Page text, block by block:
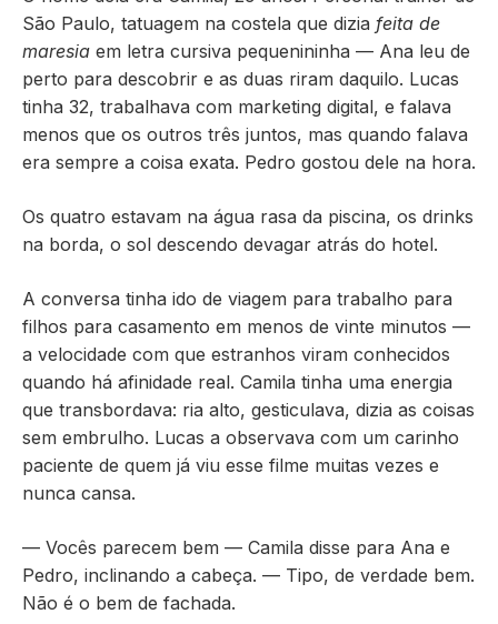
São Paulo, tatuagem na costela que dizia feita de
maresia em letra cursiva pequenininha — Ana leu de
perto para descobrir e as duas riram daquilo. Lucas
tinha 32, trabalhava com marketing digital, e falava
menos que os outros três juntos, mas quando falava
era sempre a coisa exata. Pedro gostou dele na hora.
Os quatro estavam na água rasa da piscina, os drinks
na borda, o sol descendo devagar atrás do hotel.
A conversa tinha ido de viagem para trabalho para
filhos para casamento em menos de vinte minutos —
a velocidade com que estranhos viram conhecidos
quando há afinidade real. Camila tinha uma energia
que transbordava: ria alto, gesticulava, dizia as coisas
sem embrulho. Lucas a observava com um carinho
paciente de quem já viu esse filme muitas vezes e
nunca cansa.
— Vocês parecem bem — Camila disse para Ana e
Pedro, inclinando a cabeça. — Tipo, de verdade bem.
Não é o bem de fachada.